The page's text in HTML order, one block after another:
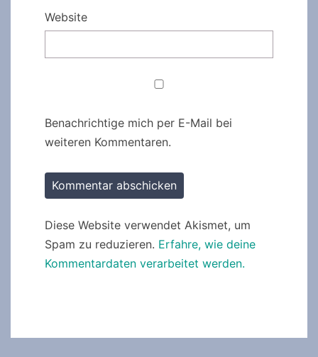
Website
Benachrichtige mich per E-Mail bei
weiteren Kommentaren.
Diese Website verwendet Akismet, um
Spam zu reduzieren. Erfahre, wie deine
Kommentardaten verarbeitet werden.